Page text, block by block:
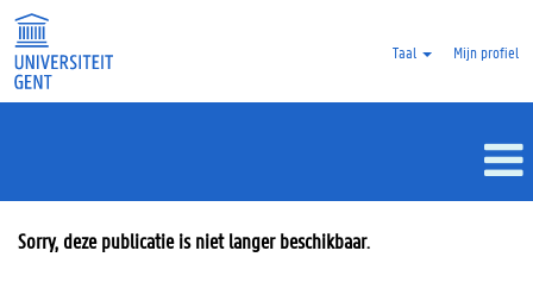
Taal Mijn profiel
Sorry, deze publicatie is niet langer beschikbaar.